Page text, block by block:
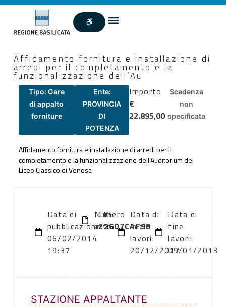
Affidamento fornitura e installazione di
arredi per il completamento e la
funzionalizzazione dell’Au
Tipo: Gare
di appalto
forniture
Ente:
PROVINCIA
DI
POTENZA
Importo
€
22.895,00
Scadenza
non
specificata
Affidamento fornitura e installazione di arredi per il
completamento e la funzionalizzazione dell’Auditorium del
Liceo Classico di Venosa
Data di
pubblicazione:
06/02/2014
19:37
Numero
atto:
CIG:
Z2607CAF99
Data di
inizio
lavori:
20/12/2012
Data di
fine
lavori:
09/01/2013
STAZIONE APPALTANTE